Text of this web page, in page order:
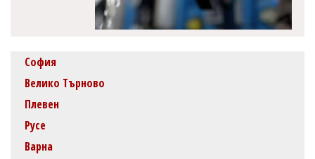
София
Велико Търново
Плевен
Русе
Варна